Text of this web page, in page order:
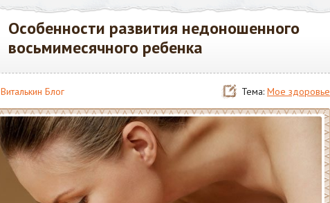
Особенности развития недоношенного
восьмимесячного ребенка
Виталькин Блог Тема: Мое здоровье